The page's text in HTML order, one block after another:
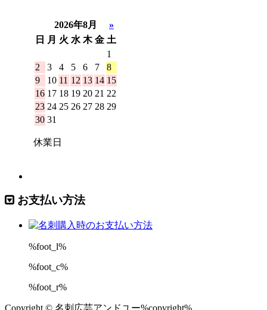
お支払い方法
%foot_l%
%foot_c%
%foot_r%
Copyright © 名刺広芸アンドユー%copyright%